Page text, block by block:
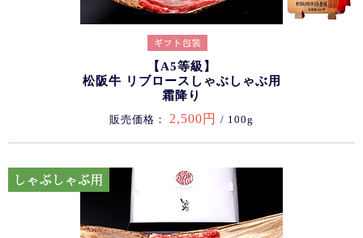
【A5等級】
松阪牛 リブロースしゃぶしゃぶ用
霜降り
販売価格： 2,500円 / 100g